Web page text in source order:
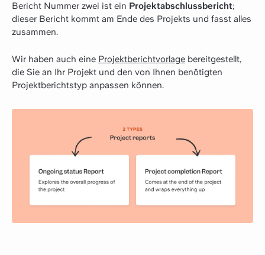
Bericht Nummer zwei ist ein Projektabschlussbericht;
dieser Bericht kommt am Ende des Projekts und fasst alles
zusammen.
Wir haben auch eine Projektberichtvorlage bereitgestellt,
die Sie an Ihr Projekt und den von Ihnen benötigten
Projektberichtstyp anpassen können.